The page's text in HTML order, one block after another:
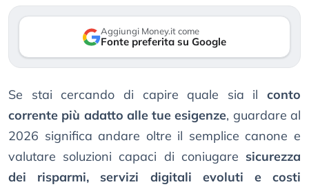
Aggiungi Money.it come
Fonte preferita su Google
Se stai cercando di capire quale sia il conto
corrente più adatto alle tue esigenze, guardare al
2026 significa andare oltre il semplice canone e
valutare soluzioni capaci di coniugare sicurezza
dei risparmi, servizi digitali evoluti e costi